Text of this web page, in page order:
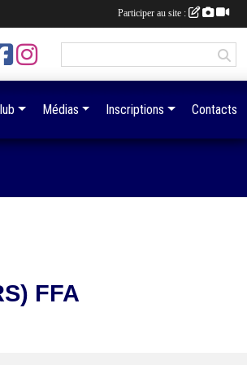
FFA
Médias Inscriptions Contacts
Participer au site :